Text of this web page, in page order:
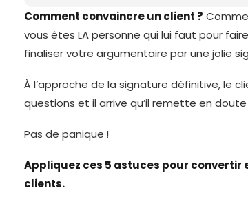
Comment convaincre un client ?
vous êtes LA personne qui lui faut pour
finaliser votre argumentaire par une jolie
À l’approche de la signature définitive, le
questions et il arrive qu’il remette en
Pas de panique !
Appliquez ces 5 astuces pour
clients.